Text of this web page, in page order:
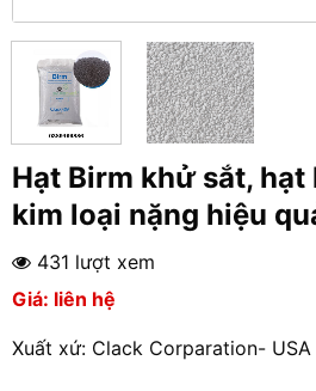
Hạt Birm khử sắt,
kim loại nặng hiệu
431 lượt xem
Giá: liên hệ
Xuất xứ: Clack Corparation- USA